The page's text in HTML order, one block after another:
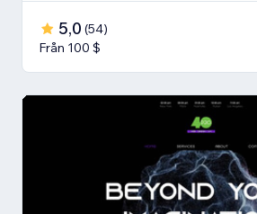
5,0 (54)
Från 100 $